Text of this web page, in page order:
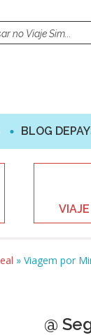
BLOG
» Viagem por
@